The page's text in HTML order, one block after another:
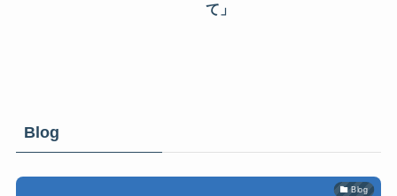
て」
Blog
Blog